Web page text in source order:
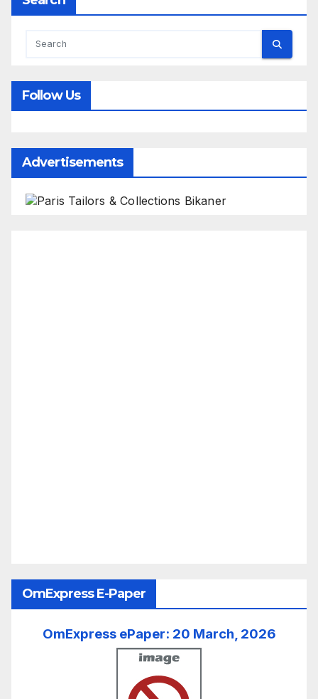
Follow Us
Advertisements
OmExpress E-Paper
OmExpress ePaper: 20 March, 2026